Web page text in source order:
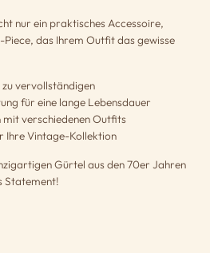
nur ein praktisches Accessoire,
das Ihrem Outfit das gewisse
vervollständigen
für eine lange Lebensdauer
mit verschiedenen Outfits
Ihre Vintage-Kollektion
Gürtel aus den 70er Jahren
Statement!